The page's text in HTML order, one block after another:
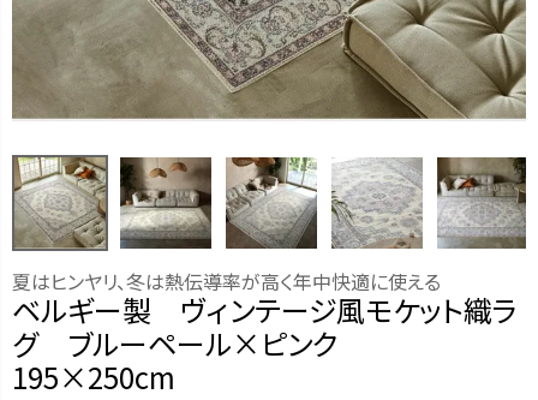
夏はヒンヤリ、冬は熱伝導率が高く年中快適に使える
ベルギー製 ヴィンテージ風モケット織ラ
グ ブルーペール×ピンク
195×250cm